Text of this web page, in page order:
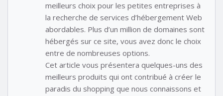
meilleurs choix pour les petites entreprises à
la recherche de services d’hébergement Web
abordables. Plus d’un million de domaines sont
hébergés sur ce site, vous avez donc le choix
entre de nombreuses options.
Cet article vous présentera quelques-uns des
meilleurs produits qui ont contribué à créer le
paradis du shopping que nous connaissons et